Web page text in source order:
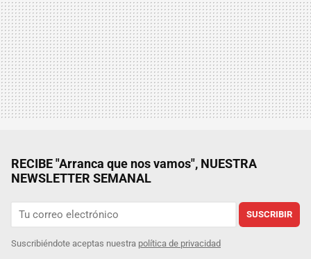
RECIBE "Arranca que nos vamos", NUESTRA
NEWSLETTER SEMANAL
SUSCRIBIR
Suscribiéndote aceptas nuestra política de privacidad